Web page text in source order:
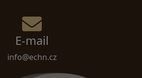
E-mail
info@echn.cz